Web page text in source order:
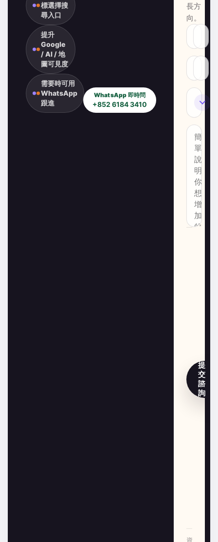
標選擇搜
尋入口
提升
Google
/ AI / 地
圖可見度
需要時可用
WhatsApp
跟進
WhatsApp 即時問
+852 6184 3410
長方
向。
SEO
提
交
諮
詢
資